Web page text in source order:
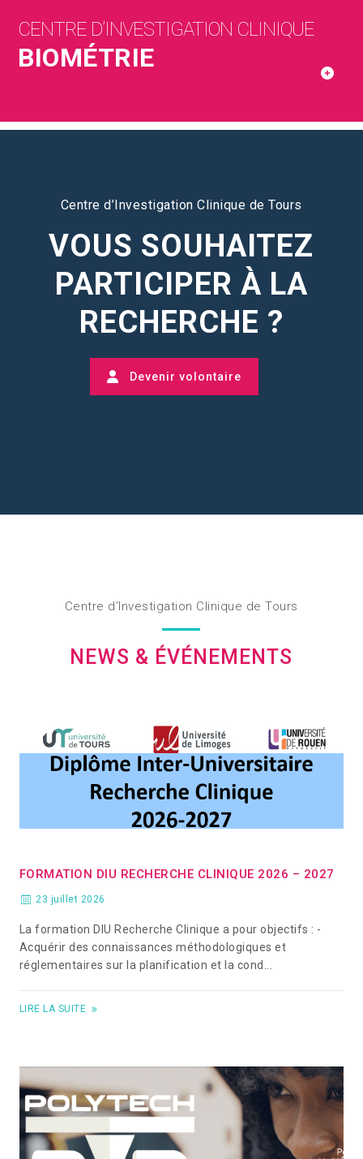
CENTRE D’INVESTIGATION CLINIQUE
BIOMÉTRIE
Centre d’Investigation Clinique de Tours
VOUS SOUHAITEZ
PARTICIPER À LA
RECHERCHE ?
Devenir volontaire
Centre d’Investigation Clinique de Tours
NEWS & ÉVÉNEMENTS
FORMATION DIU RECHERCHE CLINIQUE 2026 – 2027
23 juillet 2026
La formation DIU Recherche Clinique a pour objectifs : -
Acquérir des connaissances méthodologiques et
réglementaires sur la planification et la cond...
LIRE LA SUITE